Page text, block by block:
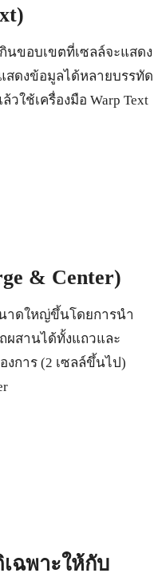
นขอบเขตที่เซลล์จะแสดง
สดงข้อมูลได้หลายบรรทัด
วใช้เครื่องมือ Warp Text
& Center)
าดใหญ่ขึ้นโดยการนำ
ผสานได้ทั้งแถวและ
งการ (2 เซลล์ขึ้นไป)
ฉพาะให้กับ